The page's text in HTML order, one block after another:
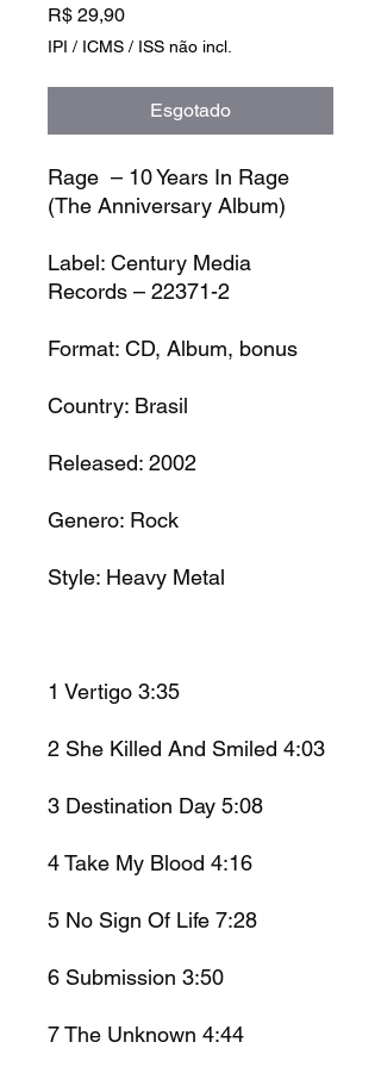
R$ 29,90Preço
IPI / ICMS / ISS não incl.
Esgotado
Rage – 10 Years In Rage
(The Anniversary Album)
Label: Century Media
Records – 22371-2
Format: CD, Album, bonus
Country: Brasil
Released: 2002
Genero: Rock
Style: Heavy Metal
1 Vertigo 3:35
2 She Killed And Smiled 4:03
3 Destination Day 5:08
4 Take My Blood 4:16
5 No Sign Of Life 7:28
6 Submission 3:50
7 The Unknown 4:44